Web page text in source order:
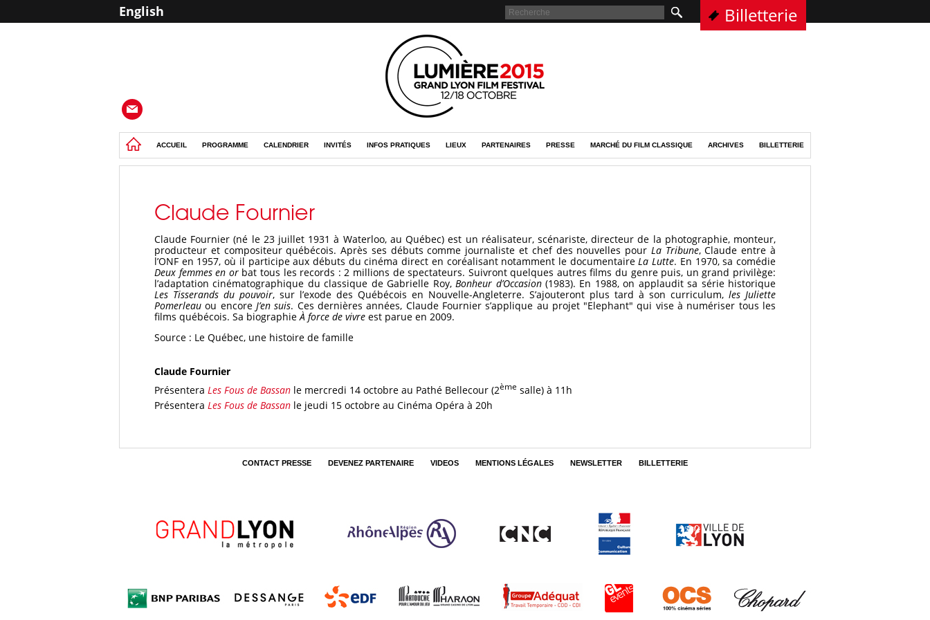
English Billetterie
ACCUEIL PROGRAMME CALENDRIER INVITÉS INFOS PRATIQUES LIEUX PARTENAIRES PRESSE MARCHÉ DU FILM CLASSIQUE ARCHIVES BILLETTERIE
Claude Fournier
Claude Fournier (né le 23 juillet 1931 à Waterloo, au Québec) est un réalisateur, scénariste, directeur de la photographie, monteur,
producteur et compositeur québécois. Après ses débuts comme journaliste et chef des nouvelles pour La Tribune, Claude entre à
l’ONF en 1957, où il participe aux débuts du cinéma direct en coréalisant notamment le documentaireLa Lutte. En 1970, sa comédie
Deux femmes en or bat tous les records : 2 millions de spectateurs. Suivront quelques autres films du genre puis, un grand privilège:
l’adaptation cinématographique du classique de Gabrielle Roy,Bonheur d’Occasion (1983). En 1988, on applaudit sa série historique
Les Tisserands du pouvoir, sur l’exode des Québécois en Nouvelle-Angleterre. S’ajouteront plus tard à son curriculum, les Juliette
Pomerleauou encore J’en suis. Ces dernières années, Claude Fournier s’applique au projet "Elephant" qui vise à numériser tous les
films québécois. Sa biographieÀ force de vivre est parue en 2009.
Source : Le Québec, une histoire de famille
Claude Fournier
Présentera Les Fous de Bassan le mercredi 14 octobre au Pathé Bellecour (2ème salle) à 11h
Présentera Les Fous de Bassan le jeudi 15 octobre au Cinéma Opéra à 20h
CONTACT PRESSE DEVENEZ PARTENAIRE VIDEOS MENTIONS LÉGALES NEWSLETTER BILLETTERIE